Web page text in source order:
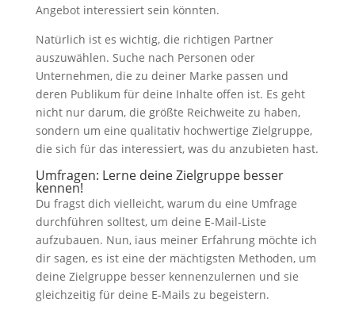
Angebot interessiert sein könnten.
Natürlich ist es wichtig, die richtigen Partner
auszuwählen. Suche nach Personen oder
Unternehmen, die zu deiner Marke passen und
deren Publikum für deine Inhalte offen ist. Es geht
nicht nur darum, die größte Reichweite zu haben,
sondern um eine qualitativ hochwertige Zielgruppe,
die sich für das interessiert, was du anzubieten hast.
Umfragen: Lerne deine Zielgruppe besser
kennen!
Du fragst dich vielleicht, warum du eine Umfrage
durchführen solltest, um deine E-Mail-Liste
aufzubauen. Nun, iaus meiner Erfahrung möchte ich
dir sagen, es ist eine der mächtigsten Methoden, um
deine Zielgruppe besser kennenzulernen und sie
gleichzeitig für deine E-Mails zu begeistern.